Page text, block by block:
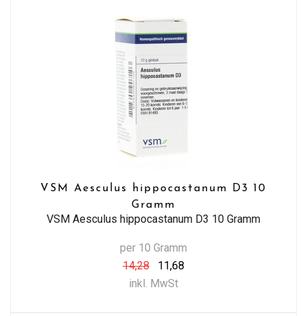
VSM Aesculus hippocastanum D3 10
Gramm
VSM Aesculus hippocastanum D3 10 Gramm
per 10 Gramm
14,28
11,68
inkl. MwSt